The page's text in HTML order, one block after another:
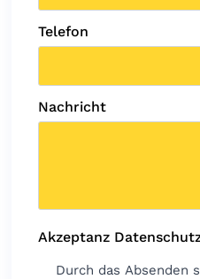
Telefon
Nachricht
Akzeptanz
Durch das Absenden